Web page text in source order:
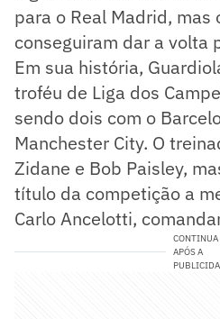
para o Real Madrid, mas
conseguiram dar a volta
Em sua história,
troféu de Liga dos
sendo dois com o
Manchester City. O
Zidane e Bob Paisley,
título da competição a
Carlo Ancelotti,
CONTINUA
APÓS A